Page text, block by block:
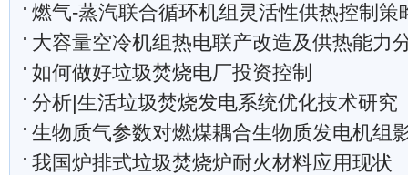
燃气-蒸汽联合循环机组灵活性供热控制策
大容量空冷机组热电联产改造及供热能力
如何做好垃圾焚烧电厂投资控制
分析|生活垃圾焚烧发电系统优化技术研究
生物质气参数对燃煤耦合生物质发电机组
我国炉排式垃圾焚烧炉耐火材料应用现状